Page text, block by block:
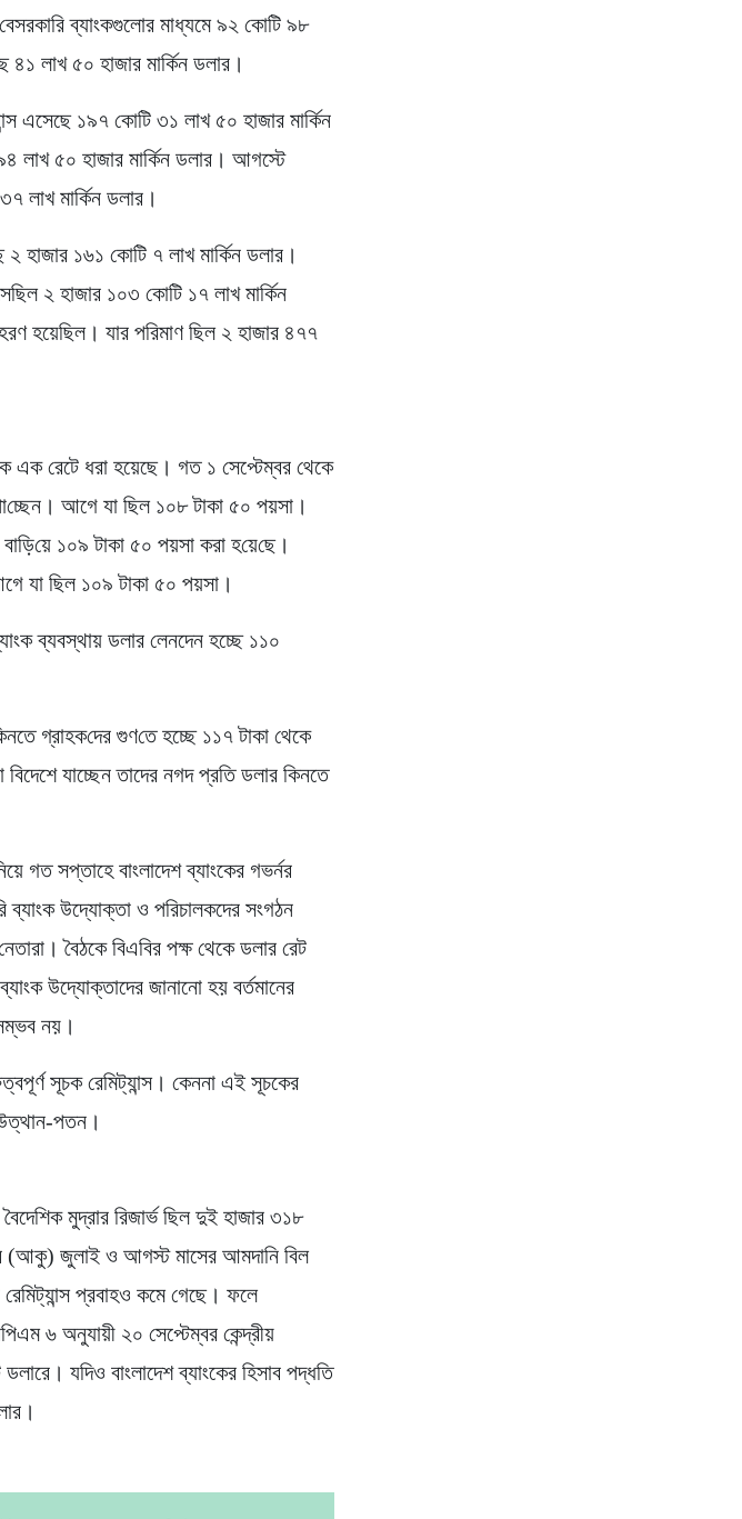
ব্যাংকগুলোর মাধ্যমে ৯২ কোটি ৯৮
৪১ লাখ ৫০ হাজার মার্কিন ডলার।
এসেছে ১৯৭ কোটি ৩১ লাখ ৫০ হাজার মার্কিন
লাখ ৫০ হাজার মার্কিন ডলার। আগস্টে
লাখ মার্কিন ডলার।
২ হাজার ১৬১ কোটি ৭ লাখ মার্কিন ডলার।
২ হাজার ১০৩ কোটি ১৭ লাখ মার্কিন
হয়েছিল। যার পরিমাণ ছিল ২ হাজার ৪৭৭
এক রেটে ধরা হয়েছে। গত ১ সেপ্টেম্বর থেকে
আগে যা ছিল ১০৮ টাকা ৫০ পয়সা।
১০৯ টাকা ৫০ পয়সা করা হ‌য়ে‌ছে।
যা ছিল ১০৯ টাকা ৫০ পয়সা।
ব্যবস্থায় ডলার লেনদেন হচ্ছে ১১০
গ্রাহক‌দের গুণ‌তে হচ্ছে ১১৭ টাকা থেকে
বিদেশে যাচ্ছেন তাদের নগদ প্রতি ডলার কিনতে
গত সপ্তাহে বাংলাদেশ ব্যাংকের গভর্নর
ব্যাংক উদ্যোক্তা ও পরিচালকদের সংগঠন
বৈঠকে বিএবির পক্ষ থেকে ডলার রেট
উদ্যোক্তাদের জানানো হয় বর্তমানের
নয়।
সূচক রেমিট্যান্স। কেননা এই সূচকের
উত্থান-পতন।
মুদ্রার রিজার্ভ ছিল দুই হাজার ৩১৮
(আকু) জুলাই ও আগস্ট মাসের আমদানি বিল
প্রবাহও কমে গেছে। ফলে
৬ অনুযায়ী ২০ সেপ্টেম্বর কেন্দ্রীয়
যদিও বাংলাদেশ ব্যাংকের হিসাব পদ্ধতি